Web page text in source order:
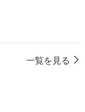
一覧を見る